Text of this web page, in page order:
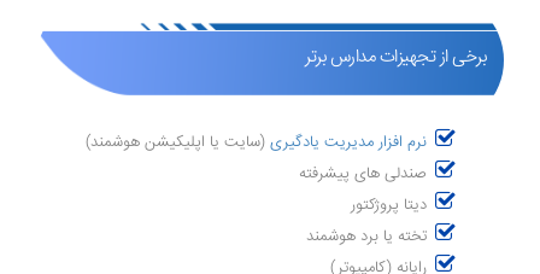
برخی از تجهیزات مدارس برتر
نرم افزار مدیریت یادگیری (سایت یا اپلیکیشن هوشمند)
صندلی های پیشرفته
دیتا پروژکتور
تخته یا برد هوشمند
رایانه (کامپیوتر)